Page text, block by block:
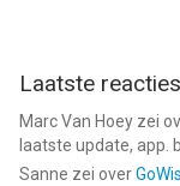
Laatste reacties
Marc Van Hoey zei
laatste update, app.
Sanne zei over